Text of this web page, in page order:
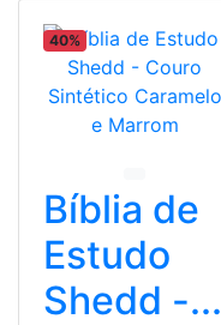
40%
Bíblia de
Estudo
Shedd -...